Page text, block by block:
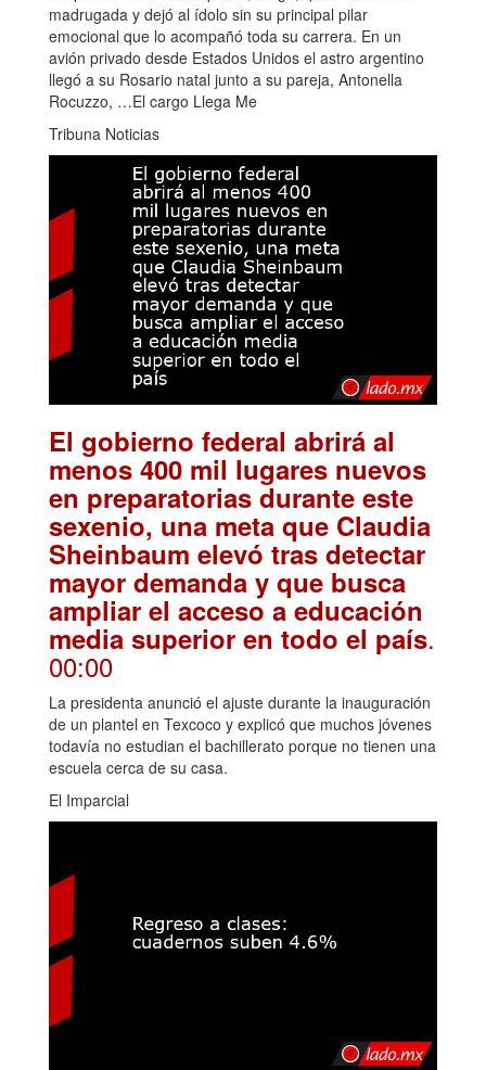
madrugada y dejó al ídolo sin su principal pilar
emocional que lo acompañó toda su carrera. En un
avión privado desde Estados Unidos el astro argentino
llegó a su Rosario natal junto a su pareja, Antonella
Rocuzzo, …El cargo Llega Me
Tribuna Noticias
El gobierno federal abrirá al
menos 400 mil lugares nuevos
en preparatorias durante este
sexenio, una meta que Claudia
Sheinbaum elevó tras detectar
mayor demanda y que busca
ampliar el acceso a educación
media superior en todo el país.
00:00
La presidenta anunció el ajuste durante la inauguración
de un plantel en Texcoco y explicó que muchos jóvenes
todavía no estudian el bachillerato porque no tienen una
escuela cerca de su casa.
El Imparcial